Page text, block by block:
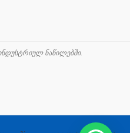
ნაწილებში.